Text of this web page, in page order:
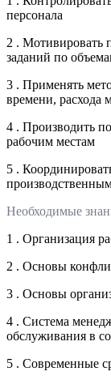
персонала
2 . Мотивировать
заданий по
3 . Применять
времени, расхода
4 . Производить
рабочим местам
5 .
Необходимые
1 . Организация
2 . Основы
3 . Основы
4 . Система
обслуживания в
5 . Современные